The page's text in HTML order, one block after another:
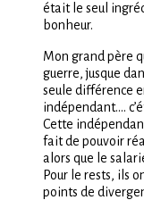
était le seul
bonheur.
Mon grand père
guerre, jusque
seule différence
indépendant….
Cette
fait de pouvoir
alors que le
Pour le rests, ils
points de